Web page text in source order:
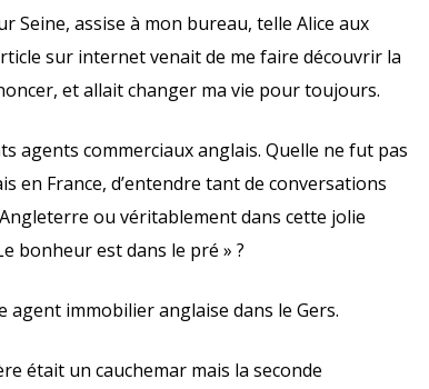
Seine, assise à mon bureau, telle Alice aux
sur internet venait de me faire découvrir la
et allait changer ma vie pour toujours.
agents commerciaux anglais. Quelle ne fut pas
en France, d’entendre tant de conversations
ou véritablement dans cette jolie
bonheur est dans le pré » ?
agent immobilier anglaise dans le Gers.
était un cauchemar mais la seconde